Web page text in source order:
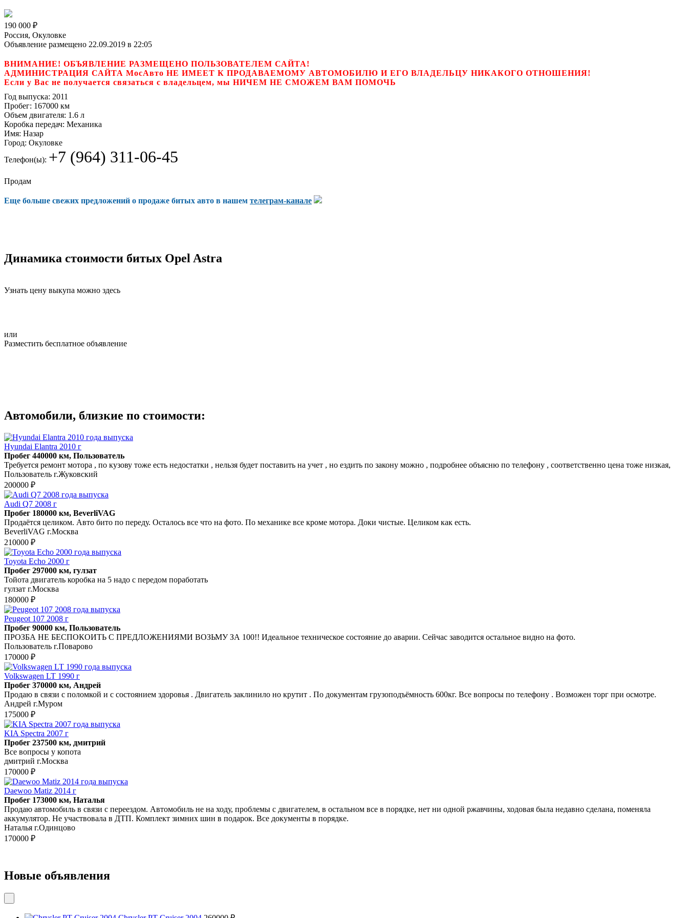
190 000 ₽
Россия, Окуловке
Объявление размещено 22.09.2019 в 22:05
ВНИМАНИЕ! ОБЪЯВЛЕНИЕ РАЗМЕЩЕНО ПОЛЬЗОВАТЕЛЕМ САЙТА!
АДМИНИСТРАЦИЯ САЙТА МосАвто НЕ ИМЕЕТ К ПРОДАВАЕМОМУ АВТОМОБИЛЮ И ЕГО ВЛАДЕЛЬЦУ НИКАКОГО ОТНОШЕНИЯ!
Если у Вас не получается связаться с владельцем, мы НИЧЕМ НЕ СМОЖЕМ ВАМ ПОМОЧЬ
Год выпуска: 2011
Пробег: 167000 км
Объем двигателя: 1.6 л
Коробка передач: Механика
Имя: Назар
Город: Окуловке
Телефон(ы): +7 (964) 311-06-45
Продам
Еще больше свежих предложений о продаже битых авто в нашем телеграм-канале
Динамика стоимости битых Opel Astra
Узнать цену выкупа можно здесь
или
Разместить бесплатное объявление
Автомобили, близкие по стоимости:
Hyundai Elantra 2010 г
Пробег 440000 км, Пользователь
Требуется ремонт мотора , по кузову тоже есть недостатки , нельзя будет поставить на учет , но ездить по закону можно , подробнее объясню по телефону , соответственно цена тоже низкая,
Пользователь г.Жуковский
200000 ₽
Audi Q7 2008 г
Пробег 180000 км, BeverliVAG
Продаётся целиком. Авто бито по переду. Осталось все что на фото. По механике все кроме мотора. Доки чистые. Целиком как есть.
BeverliVAG г.Москва
210000 ₽
Toyota Echo 2000 г
Пробег 297000 км, гулзат
Тойота двигатель коробка на 5 надо с передом поработать
гулзат г.Москва
180000 ₽
Peugeot 107 2008 г
Пробег 90000 км, Пользователь
ПРОЗБА НЕ БЕСПОКОИТЬ С ПРЕДЛОЖЕНИЯМИ ВОЗЬМУ ЗА 100!! Идеальное техническое состояние до аварии. Сейчас заводится остальное видно на фото.
Пользователь г.Поварово
170000 ₽
Volkswagen LT 1990 г
Пробег 370000 км, Андрей
Продаю в связи с поломкой и с состоянием здоровья . Двигатель заклинило но крутит . По документам грузоподъёмность 600кг. Все вопросы по телефону . Возможен торг при осмотре.
Андрей г.Муром
175000 ₽
KIA Spectra 2007 г
Пробег 237500 км, дмитрий
Все вопросы у копота
дмитрий г.Москва
170000 ₽
Daewoo Matiz 2014 г
Пробег 173000 км, Наталья
Продаю автомобиль в связи с переездом. Автомобиль не на ходу, проблемы с двигателем, в остальном все в порядке, нет ни одной ржавчины, ходовая была недавно сделана, поменяла
аккумулятор. Не участвовала в ДТП. Комплект зимних шин в подарок. Все документы в порядке.
Наталья г.Одинцово
170000 ₽
Новые объявления